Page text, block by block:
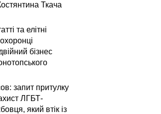
Ткача
та елітні
бізнес
запит притулку
ЛГБТ-
який втік із